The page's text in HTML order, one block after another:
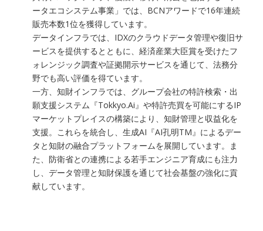
ータエコシステム事業」では、BCNアワードで16年連続
販売本数1位を獲得しています。
データインフラでは、IDXのクラウドデータ管理や復旧サ
ービスを提供するとともに、経済産業大臣賞を受けたフ
ォレンジック調査や証拠開示サービスを通じて、法務分
野でも高い評価を得ています。
一方、知財インフラでは、グループ会社の特許検索・出
願支援システム『Tokkyo.Ai』や特許売買を可能にするIP
マーケットプレイスの構築により、知財管理と収益化を
支援。これらを統合し、生成AI『AI孔明TM』によるデー
タと知財の融合プラットフォームを展開しています。ま
た、防衛省との連携による若手エンジニア育成にも注力
し、データ管理と知財保護を通じて社会基盤の強化に貢
献しています。